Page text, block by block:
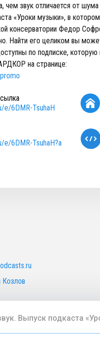
чем звук отличается от шума
«Уроки музыки», в
консерватории Федор
Найти его целиком вы
по подписке,
на странице:
6DMR-TsuhaH
6DMR-TsuhaH?a
Козлов
Выпуск подкаста